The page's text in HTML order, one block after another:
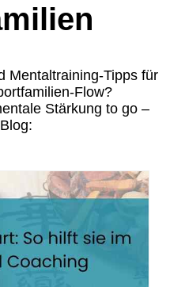
Mentaltraining-Tipps für
Flow?
Stärkung to go –